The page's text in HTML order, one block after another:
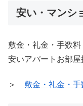
安い・マンシ
敷金・礼金・手数
安いアパートお部屋
＞ 敷金・礼金・手